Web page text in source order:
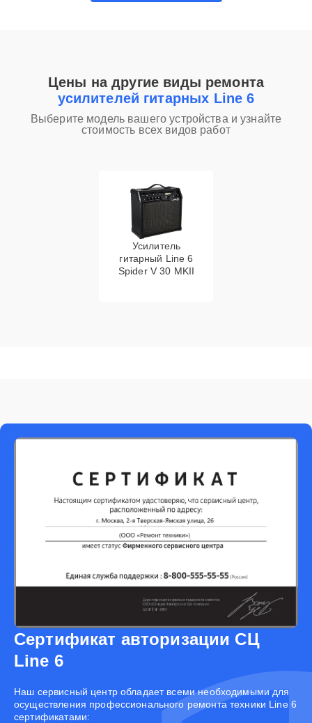
Цены на другие виды ремонта
усилителей гитарных Line 6
Выберите модель вашего устройства и узнайте
стоимость всех видов работ
Усилитель
гитарный Line 6
Spider V 30 MKII
Сертификат авторизации СЦ
Line 6
Наш сервисный центр обладает всеми необходимыми для
осуществления профессионального ремонта техники Line 6
сертификатами: